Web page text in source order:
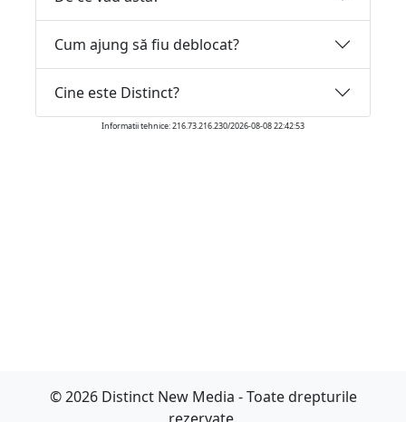
Cum ajung să fiu deblocat?
Cine este Distinct?
Informatii tehnice: 216.73.216.230/2026-08-08 22:42:53
© 2026 Distinct New Media - Toate drepturile